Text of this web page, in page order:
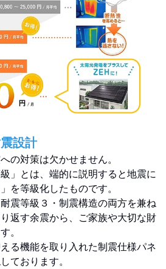
設計
の対策は欠かせません。
」とは、端的に説明すると地震に
を等級化したものです。
震等級３・制震構造の両方を兼ね
返す余震から、ご家族や大切な財
。
る機能を取り入れた制震仕様パネ
ております。